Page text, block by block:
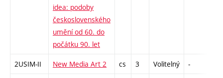
idea: podoby
československého
umění od 60. do
počátku 90. let
2USIM-II New Media Art 2 cs 3 Volitelný -